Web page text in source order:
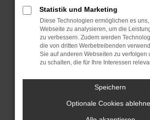
Veraltete Software birgt nicht nur
Sicherheitsrisiko, sondern kann
führen, dass bestimmte
unterstützt werden.
Wende dich an den
Wenn du alle oben genannten
versuchen, das Problem zu
Fehlersuche zu unterstützen:
Statistik und Marketing
Diese Technologien ermöglichen es
Webseite zu analysieren, um die
zu verbessern. Zudem werden
die von dritten Werbetreibenden
Sie auf anderen Webseiten zu verfolgen
zu schalten, die für Ihre Interessen
Speichern
Optionale Cookies